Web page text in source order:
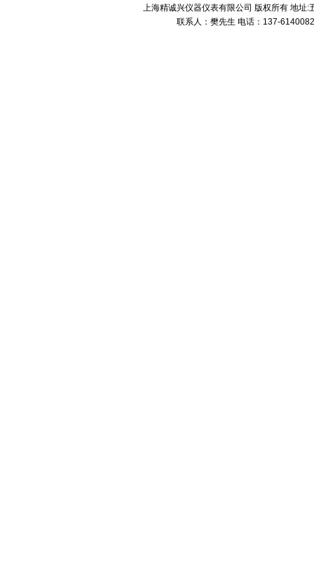
上海精诚兴仪器仪表有限公司 版权所有 地址
联系人：樊先生 电话：137-